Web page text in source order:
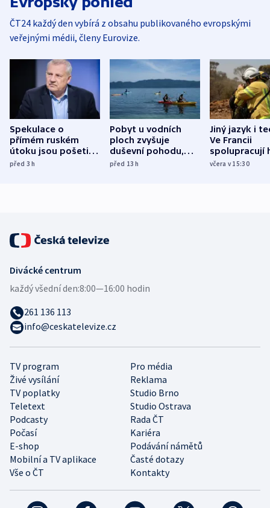
ČT24 každý den vybírá z obsahu publikovaného evropskými
veřejnými médii, členy Eurovize.
Spekulace o
přímém ruském
útoku jsou pošetilé,
míní estonský
před 3h
Pobyt u vodních
ploch zvyšuje
duševní pohodu,
ukázala
před 13h
Jiný jazyk i
Ve Francii
spolupracují
různých zemí
včera v 15:30
TV program
Pro média
Živé vysílání
Reklama
TV poplatky
Studio Brno
Teletext
Studio Ostrava
Podcasty
Rada ČT
Počasí
Kariéra
E-shop
Podávání námětů
Mobilní a TV aplikace
Časté dotazy
Vše o ČT
Kontakty
Divácké centrum
každý všední den:8:00—16:00 hodin
261 136 113
info@ceskatelevize.cz